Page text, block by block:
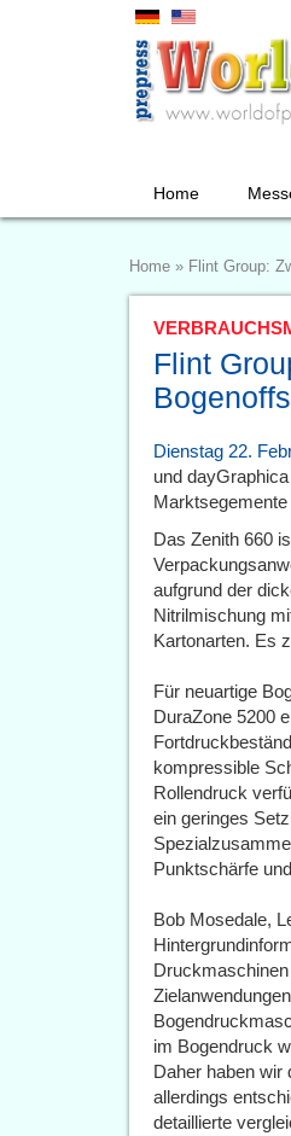
Home
Home » Flint Group:
Flint
Dienstag 22.
und
Marktsegemente
Das Zenith 660
aufgrund der
Nitrilmischung
Kartonarten. Es
Für neuartige
DuraZone 5200
kompressible
Rollendruck
ein geringes
Punktschärfe
Bob Mosedale,
im Bogendruck
Daher haben wir
allerdings
detaillierte